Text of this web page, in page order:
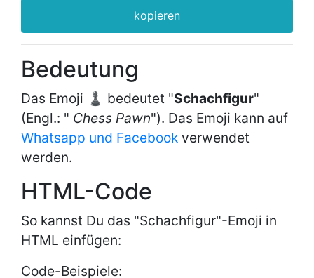
kopieren
Bedeutung
Das Emoji ♟ bedeutet "Schachfigur"
(Engl.: " Chess Pawn"). Das Emoji kann auf
Whatsapp und Facebook verwendet
werden.
HTML-Code
So kannst Du das "Schachfigur"-Emoji in
HTML einfügen:
Code-Beispiele: